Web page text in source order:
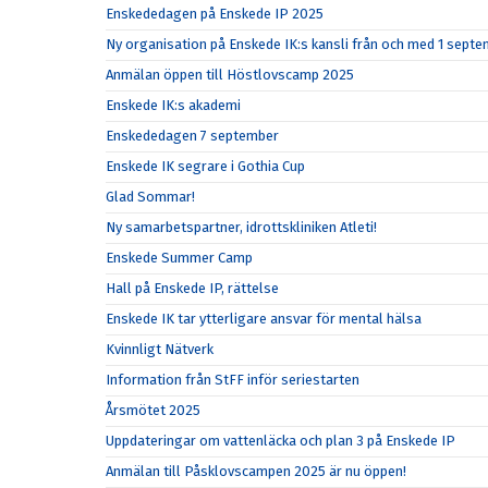
Enskededagen på Enskede IP 2025
Ny organisation på Enskede IK:s kansli från och med 1
Anmälan öppen till Höstlovscamp 2025
Enskede IK:s akademi
Enskededagen 7 september
Enskede IK segrare i Gothia Cup
Glad Sommar!
Ny samarbetspartner, idrottskliniken Atleti!
Enskede Summer Camp
Hall på Enskede IP, rättelse
Enskede IK tar ytterligare ansvar för mental hälsa
Kvinnligt Nätverk
Information från StFF inför seriestarten
Årsmötet 2025
Uppdateringar om vattenläcka och plan 3 på Enskede IP
Anmälan till Påsklovscampen 2025 är nu öppen!